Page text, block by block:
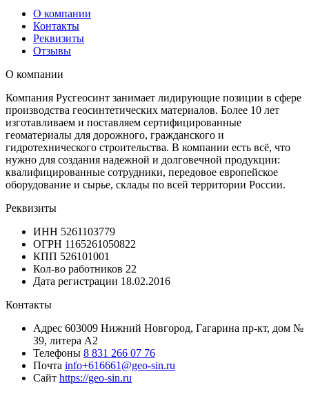
О компании
Контакты
Реквизиты
Отзывы
О компании
Компания Русгеосинт занимает лидирующие позиции в сфере
производства геосинтетических материалов. Более 10 лет
изготавливаем и поставляем сертифицированные
геоматериалы для дорожного, гражданского и
гидротехнического строительства. В компании есть всё, что
нужно для создания надежной и долговечной продукции:
квалифицированные сотрудники, передовое европейское
оборудование и сырье, склады по всей территории России.
Реквизиты
ИНН 5261103779
ОГРН 1165261050822
КПП 526101001
Кол-во работников 22
Дата регистрации 18.02.2016
Контакты
Адрес 603009 Нижний Новгород, Гагарина пр-кт, дом №
39, литера А2
Телефоны 8 831 266 07 76
Почта info+616661@geo-sin.ru
Сайт https://geo-sin.ru